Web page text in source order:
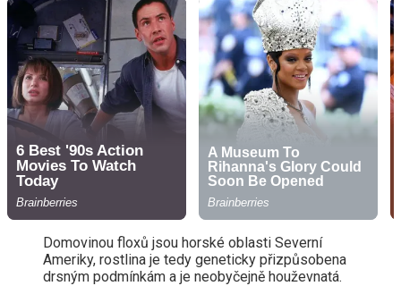
Domovinou floxů jsou horské oblasti Severní
Ameriky, rostlina je tedy geneticky přizpůsobena
drsným podmínkám a je neobyčejně houževnatá.